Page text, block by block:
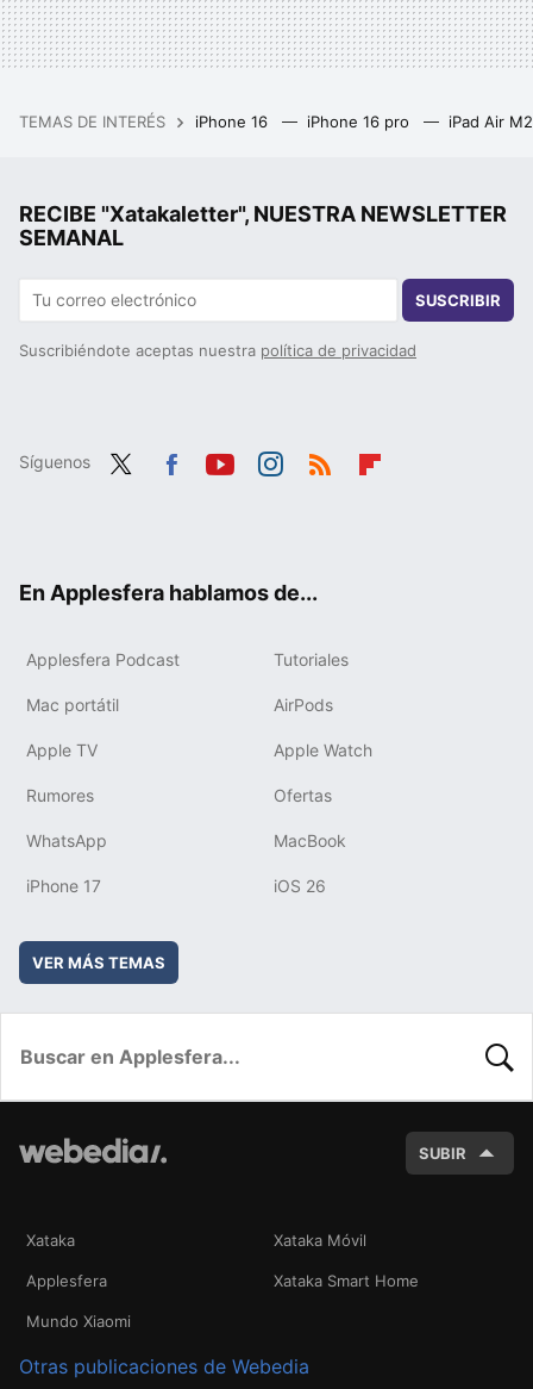
TEMAS DE INTERÉS iPhone 16 iPhone 16 pro iPad Air
RECIBE "Xatakaletter", NUESTRA NEWSLETTER
SEMANAL
SUSCRIBIR
Suscribiéndote aceptas nuestra política de privacidad
Síguenos
En Applesfera hablamos de...
Applesfera Podcast Tutoriales
Mac portátil AirPods
Apple TV Apple Watch
Rumores Ofertas
WhatsApp MacBook
iPhone 17 iOS 26
VER MÁS TEMAS
SUBIR
Xataka Xataka Móvil
Applesfera Xataka Smart Home
Mundo Xiaomi
Otras publicaciones de Webedia